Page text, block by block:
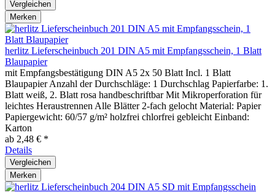
Vergleichen
Merken
herlitz Lieferscheinbuch 201 DIN A5 mit Empfangsschein, 1 Blatt
Blaupapier
mit Empfangsbestätigung DIN A5 2x 50 Blatt Incl. 1 Blatt
Blaupapier Anzahl der Durchschläge: 1 Durchschlag Papierfarbe: 1.
Blatt weiß, 2. Blatt rosa handbeschriftbar Mit Mikroperforation für
leichtes Heraustrennen Alle Blätter 2-fach gelocht Material: Papier
Papiergewicht: 60/57 g/m² holzfrei chlorfrei gebleicht Einband:
Karton
ab 2,48 € *
Details
Vergleichen
Merken